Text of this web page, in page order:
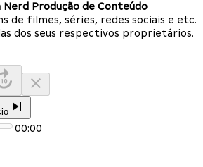
Nerd Produção de Conteúdo
de filmes, séries, redes sociais e etc.
dos seus respectivos proprietários.
00:00